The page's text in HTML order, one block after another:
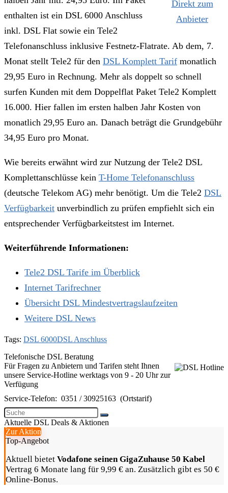
Direkt zum
Anbieter
enthalten ist ein DSL 6000 Anschluss
inkl. DSL Flat sowie ein Tele2
Telefonanschluss inklusive Festnetz-Flatrate. Ab dem, 7.
Monat stellt Tele2 für den DSL Komplett Tarif monatlich
29,95 Euro in Rechnung. Mehr als doppelt so schnell
surfen Kunden mit dem Doppelflat Paket Tele2 Komplett
16.000. Hier fallen im ersten halben Jahr Kosten von
monatlich 29,95 Euro an. Danach beträgt die Grundgebühr
34,95 Euro pro Monat.
Wie bereits erwähnt wird zur Nutzung der Tele2 DSL
Komplettanschlüsse kein T-Home Telefonanschluss
(deutsche Telekom AG) mehr benötigt. Um die Tele2 DSL
Verfügbarkeit unverbindlich zu prüfen empfiehlt sich ein
entsprechender Verfügbarkeitstest im Internet.
Weiterführende Informationen:
Tele2 DSL Tarife im Überblick
Internet Tarifrechner
Übersicht DSL Mindestvertragslaufzeiten
Weitere DSL News
Tags: DSL 6000DSL Anschluss
Telefonische DSL Beratung
Für Fragen zu Anbietern und Tarifen steht Ihnen
unsere Service-Hotline werktags von 9 - 20 Uhr zur
Verfügung
Service-Telefon: 0351 / 30925163 (Ortstarif)
Aktuelle DSL Deals & Aktionen
Zur Aktion
Top-Angebot
Aktuell bietet Vodafone seinen GigaZuhause 50 Kabel
Vertrag 6 Monate lang für 9,99 € an. Zusätzlich gibt es 50 €
Online-Bonus.